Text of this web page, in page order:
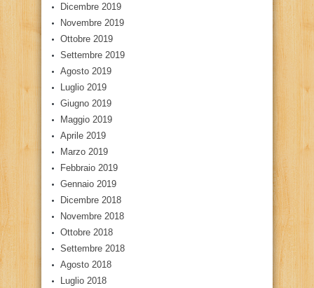
Dicembre 2019
Novembre 2019
Ottobre 2019
Settembre 2019
Agosto 2019
Luglio 2019
Giugno 2019
Maggio 2019
Aprile 2019
Marzo 2019
Febbraio 2019
Gennaio 2019
Dicembre 2018
Novembre 2018
Ottobre 2018
Settembre 2018
Agosto 2018
Luglio 2018